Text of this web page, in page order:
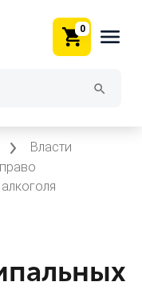
0
Власти